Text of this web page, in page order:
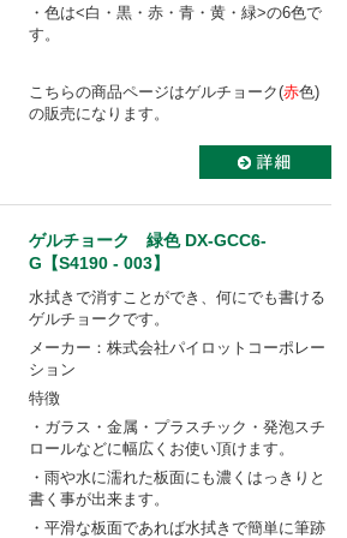
・色は<白・黒・赤・青・黄・緑>の6色で
す。
こちらの商品ページはゲルチョーク(赤色)
の販売になります。
ゲルチョーク 緑色 DX-GCC6-
G【S4190 - 003】
水拭きで消すことができ、何にでも書ける
ゲルチョークです。
メーカー：株式会社パイロットコーポレー
ション
特徴
・ガラス・金属・プラスチック・発泡スチ
ロールなどに幅広くお使い頂けます。
・雨や水に濡れた板面にも濃くはっきりと
書く事が出来ます。
・平滑な板面であれば水拭きで簡単に筆跡